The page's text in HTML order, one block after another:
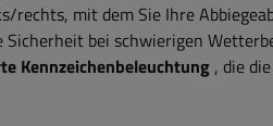
rechts, mit dem Sie Ihre
Sicherheit bei schwierigen
Kennzeichenbeleuchtung , die